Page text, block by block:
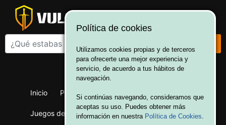
¡Bienvenido a Vulcania!
Inicio Productos Juegos de mesa
Juegos de cartas Merchandising Ofertas
Política de cookies
Utilizamos cookies propias y de terceros
para ofrecerte una mejor experiencia y
servicio, de acuerdo a tus hábitos de
navegación.
Si continúas navegando, consideramos que
aceptas su uso. Puedes obtener más
información en nuestra Política de Cookies.